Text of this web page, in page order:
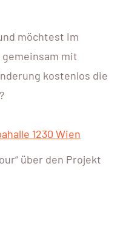
möchtest im
gemeinsam mit
kostenlos die
1230 Wien
über den Projekt